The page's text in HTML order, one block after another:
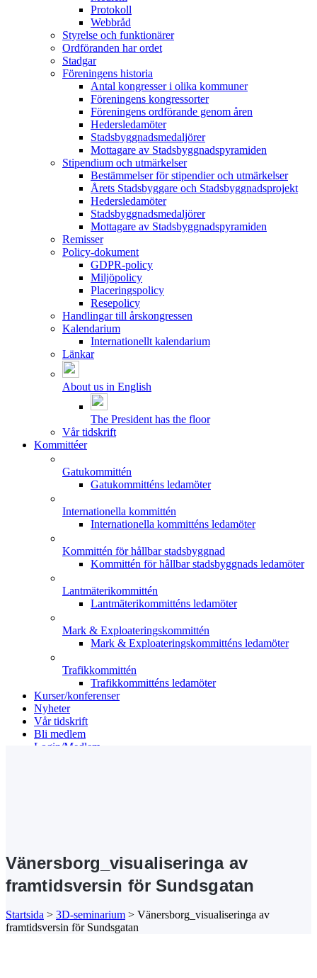
Protokoll
Webbråd
Styrelse och funktionärer
Ordföranden har ordet
Stadgar
Föreningens historia
Antal kongresser i olika kommuner
Föreningens kongressorter
Föreningens ordförande genom åren
Hedersledamöter
Stadsbyggnadsmedaljörer
Mottagare av Stadsbyggnadspyramiden
Stipendium och utmärkelser
Bestämmelser för stipendier och utmärkelser
Årets Stadsbyggare och Stadsbyggnadsprojekt
Hedersledamöter
Stadsbyggnadsmedaljörer
Mottagare av Stadsbyggnadspyramiden
Remisser
Policy-dokument
GDPR-policy
Miljöpolicy
Placeringspolicy
Resepolicy
Handlingar till årskongressen
Kalendarium
Internationellt kalendarium
Länkar
About us in English
The President has the floor
Vår tidskrift
Kommittéer
Gatukommittén
Gatukommitténs ledamöter
Internationella kommittén
Internationella kommitténs ledamöter
Kommittén för hållbar stadsbyggnad
Kommittén för hållbar stadsbyggnads ledamöter
Lantmäterikommittén
Lantmäterikommitténs ledamöter
Mark & Exploateringskommittén
Mark & Exploateringskommitténs ledamöter
Trafikkommittén
Trafikkommitténs ledamöter
Kurser/konferenser
Nyheter
Vår tidskrift
Bli medlem
Login/Medlem
Vänersborg_visualiseringa av
framtidsversin för Sundsgatan
Startsida > 3D-seminarium > Vänersborg_visualiseringa av
framtidsversin för Sundsgatan